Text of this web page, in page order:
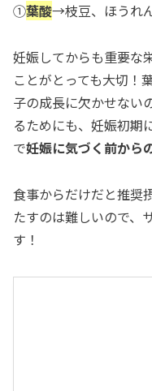
①葉酸→枝豆、ほうれ
妊娠してからも重要な
ことがとっても大切！
子の成長に欠かせない
るためにも、妊娠初期
で妊娠に気づく前から
食事からだけだと推奨
たすのは難しいので、
す！